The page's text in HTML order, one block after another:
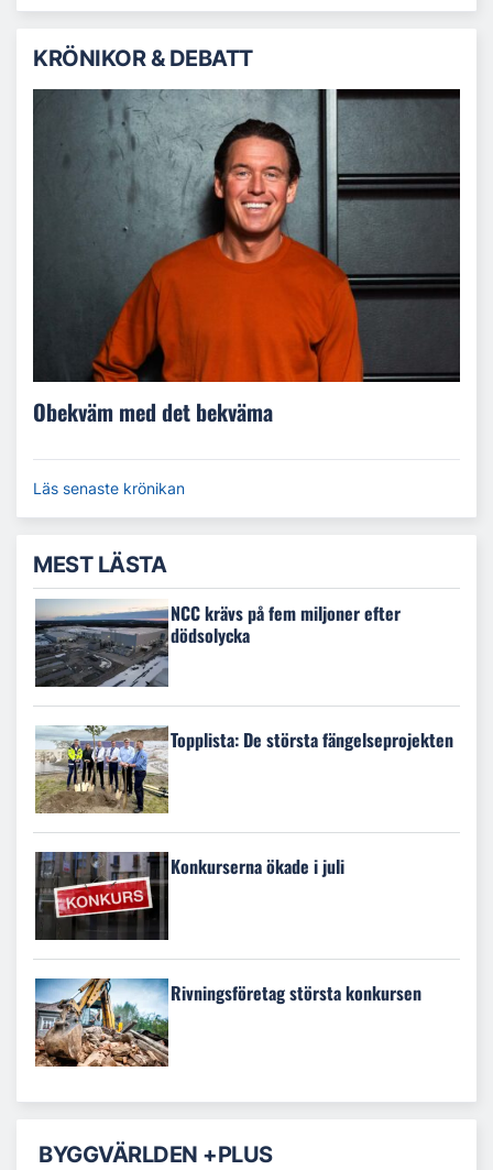
KRÖNIKOR & DEBATT
Obekväm med det bekväma
Läs senaste krönikan
MEST LÄSTA
NCC krävs på fem miljoner efter
dödsolycka
Topplista: De största fängelseprojekten
Konkurserna ökade i juli
Rivningsföretag största konkursen
BYGGVÄRLDEN +PLUS